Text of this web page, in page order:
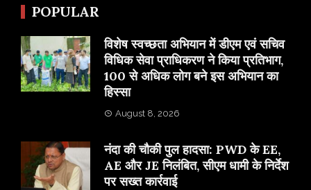
POPULAR
विशेष स्वच्छता अभियान में डीएम एवं सचिव
विधिक सेवा प्राधिकरण ने किया प्रतिभाग,
100 से अधिक लोग बने इस अभियान का
हिस्सा
August 8, 2026
नंदा की चौकी पुल हादसा: PWD के EE,
AE और JE निलंबित, सीएम धामी के निर्देश
पर सख्त कार्रवाई